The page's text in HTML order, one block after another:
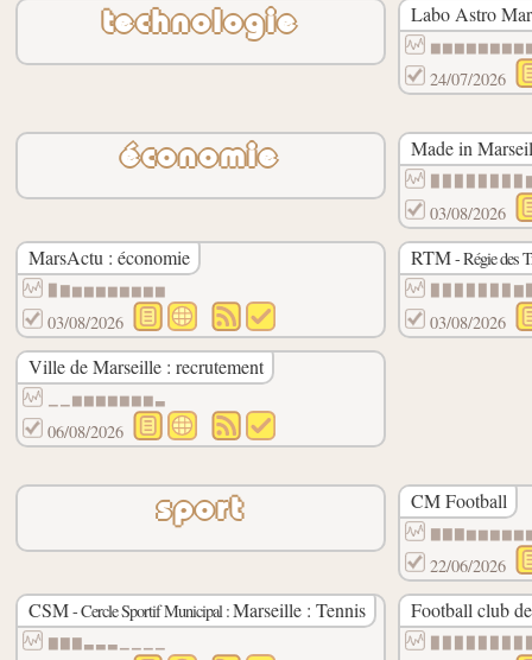
technologie Labo Astro
24/07/2026
économie Made in
03/08/2026
MarsActu : économie
▉▇▆▆▆▆▆▆▆▆
03/08/2026
RTM- Régie des
03/08/2026
Ville de Marseille : recrutement
▁▁▆▆▆▆▆▆▆▃
06/08/2026
sport CM Football
22/06/2026
CSM- Cercle Sportif Municipal :Marseille : Tennis
▇▇▇▃▃▃▁▁▁▁
Football club